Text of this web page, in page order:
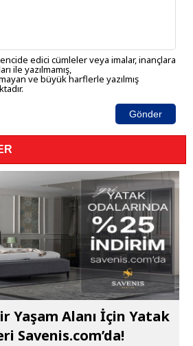
edici cümleler veya imalar, inançlara
ile yazılmamış,
ve büyük harflerle yazılmış
Gönder
Yaşam Alanı İçin Yatak
Savenis.com’da!